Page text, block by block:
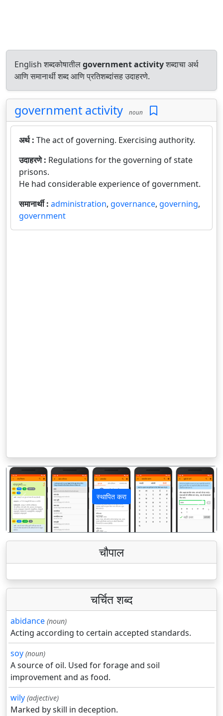
English शब्दकोषातीलgovernment activityशब्दाचा अर्थ
आणि समानार्थी शब्द आणि प्रतिशब्दांसह उदाहरणे.
government activity noun
अर्थ : The act of governing. Exercising authority.
उदाहरणे : Regulations for the governing of state
prisons.
He had considerable experience of government.
समानार्थी : administration, governance, governing,
government
स्थापित करा
पिछला अगला
चौपाल
चर्चित शब्द
abidance (noun)
Acting according to certain accepted standards.
soy (noun)
A source of oil. Used for forage and soil
improvement and as food.
wily (adjective)
Marked by skill in deception.